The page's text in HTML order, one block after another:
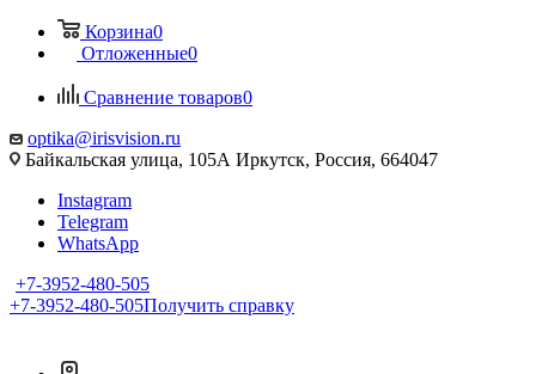
Корзина0
Отложенные0
Сравнение товаров0
optika@irisvision.ru
Байкальская улица, 105А Иркутск, Россия, 664047
Instagram
Telegram
WhatsApp
+7-3952-480-505
+7-3952-480-505Получить справку